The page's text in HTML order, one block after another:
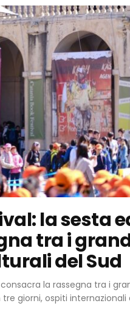
la sesta
tra i
del Sud
la rassegna tra i
giorni, ospiti internazionali